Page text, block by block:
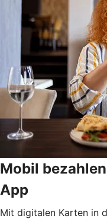
Mobil
App
Mit digitalen Karten in